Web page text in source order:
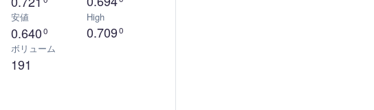
安値
0.640 0
High
0.7090
ボリューム
191